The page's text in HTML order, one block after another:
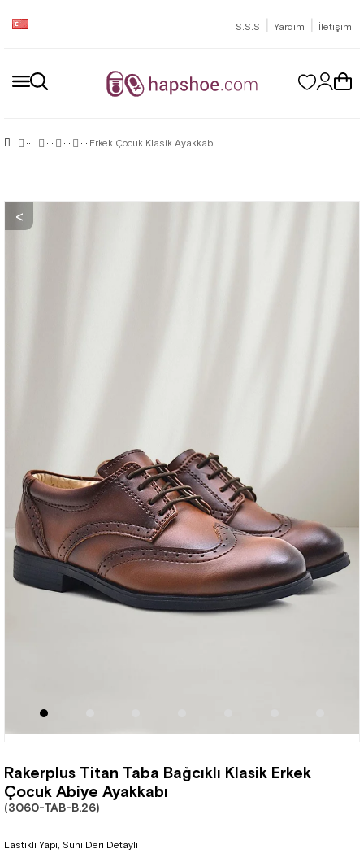
S.S.S | Yardım | İletişim
Erkek Çocuk Klasik Ayakkabı
Rakerplus Titan Taba Bağcıklı Klasik Erkek
Çocuk Abiye Ayakkabı
(3060-TAB-B.26)
Lastikli Yapı, Suni Deri Detaylı